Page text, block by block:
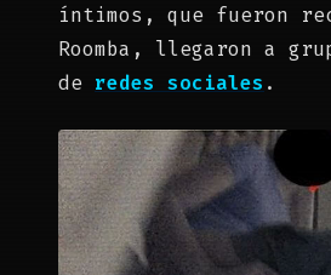
íntimos, que fueron
Roomba, llegaron a
de redes sociales .